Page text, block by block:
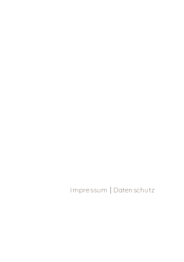
Impressum | Datenschutz